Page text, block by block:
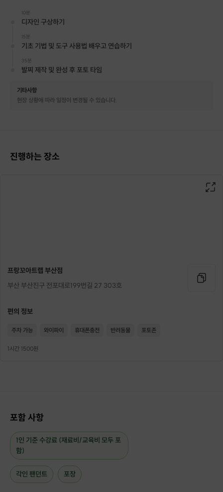
10분
디자인 구상하기
15분
기초 기법 및 도구 사용법 배우고 연습하기
35분
발찌 제작 및 완성 후 포토 타임
기타사항
현장 상황에 따라 일정이 변경될 수 있습니다.
진행하는 장소
프랑꼬아트랩 부산점
부산 부산진구 전포대로199번길 27 303호
편의 정보
주차 가능 와이파이 휴대폰충전 반려동물 포토존
1시간 1500원
포함 사항
1인 기준 수강료 (재료비/교육비 모두 포
함)
각인 팬던트 포장